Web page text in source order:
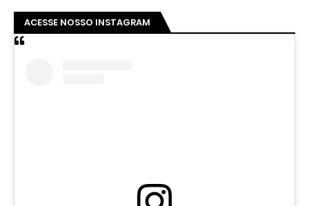
ACESSE NOSSO INSTAGRAM